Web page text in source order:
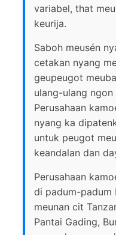
variabel, that
keurija.
Saboh meusén
cetakan nyang
geupeugot
ulang-ulang
Perusahaan
nyang ka
untuk peugot
keandalan dan
Perusahaan
di padum-padum
meunan cit
Pantai Gading,